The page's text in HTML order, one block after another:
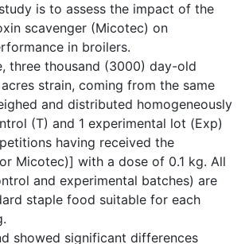
is to assess the impact of the
scavenger (Micotec) on
in broilers.
three thousand (3000) day-old
strain, coming from the same
and distributed homogeneously
(T) and 1 experimental lot (Exp)
having received the
Micotec)] with a dose of 0.1 kg. All
and experimental batches) are
staple food suitable for each
showed significant differences